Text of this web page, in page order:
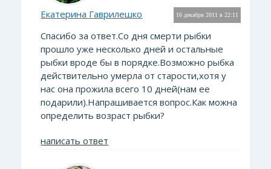
16 декабря 2011 в 22:11
Екатерина Гаврилешко
Спасибо за ответ.Со дня смерти рыбки
прошло уже несколько дней и остальные
рыбки вроде бы в порядке.Возможно рыбка
действительно умерла от старости,хотя у
нас она прожила всего 10 дней(нам ее
подарили).Напрашивается вопрос.Как можна
определить возраст рыбки?
написать ответ